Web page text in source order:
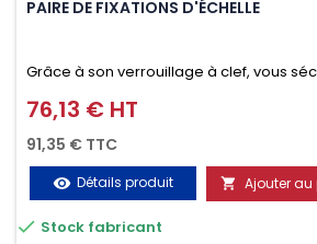
PAIRE DE FIXATIONS D'ÉCHELLE
Grâce à son verrouillage à clef, vous
d'un seul geste aussi bien contre le vol
transport. Référence vendue par paire.
Prix
76,13 € HT
91,35 € TTC
visibility Détails produit  Ajouter au
 Stock fabricant